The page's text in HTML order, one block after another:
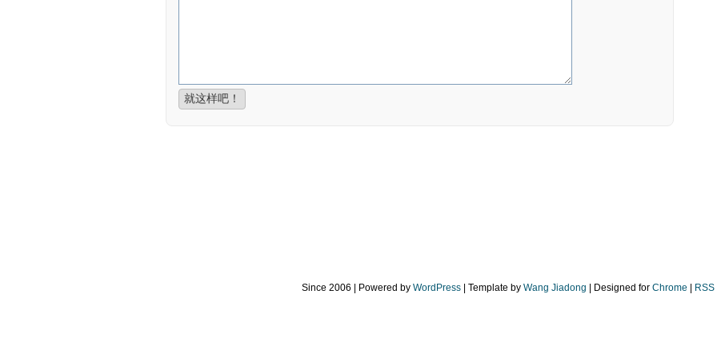
Since 2006 | Powered by WordPress | Template by Wang Jiadong | Designed for Chrome